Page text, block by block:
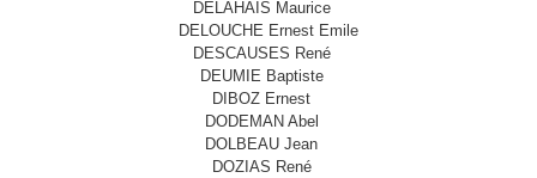
DELAHAIS Maurice
DELOUCHE Ernest Emile
DESCAUSES René
DEUMIE Baptiste
DIBOZ Ernest
DODEMAN Abel
DOLBEAU Jean
DOZIAS René